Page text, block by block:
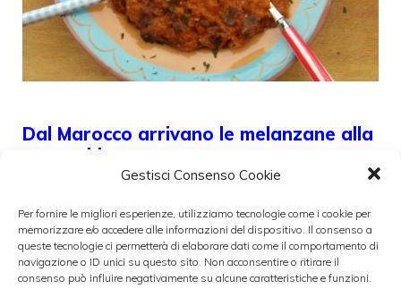
Gestisci Consenso Cookie
Per fornire le migliori esperienze, utilizziamo tecnologie come i cookie per
memorizzare e/o accedere alle informazioni del dispositivo. Il consenso a
queste tecnologie ci permetterà di elaborare dati come il comportamento di
navigazione o ID unici su questo sito. Non acconsentire o ritirare il
consenso può influire negativamente su alcune caratteristiche e funzioni.
Dal Marocco arrivano le melanzane alla
marocchina
23 Novembre 2015
Oggi vogliamo dedicare le ricette del giorno
al Marocco, un paese che nasconde e poi